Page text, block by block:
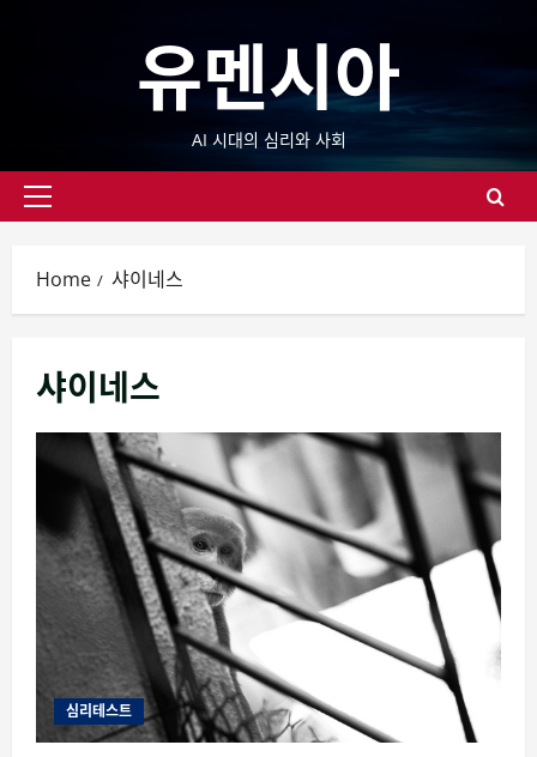
유멘시아
AI 시대의 심리와 사회
Primary
Home 샤이네스
샤이네스
심리테스트